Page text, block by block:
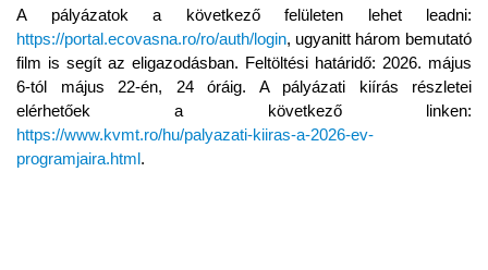
A pályázatok a következő felületen lehet leadni:
https://portal.ecovasna.ro/ro/auth/login, ugyanitt három bemutató
film is segít az eligazodásban. Feltöltési határidő: 2026. május
6-tól május 22-én, 24 óráig. A pályázati kiírás részletei
elérhetőek a következő linken:
https://www.kvmt.ro/hu/palyazati-kiiras-a-2026-ev-
programjaira.html.